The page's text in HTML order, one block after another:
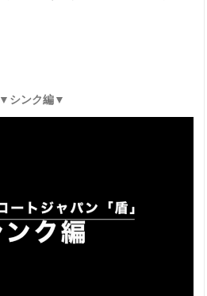
▼シンク編▼